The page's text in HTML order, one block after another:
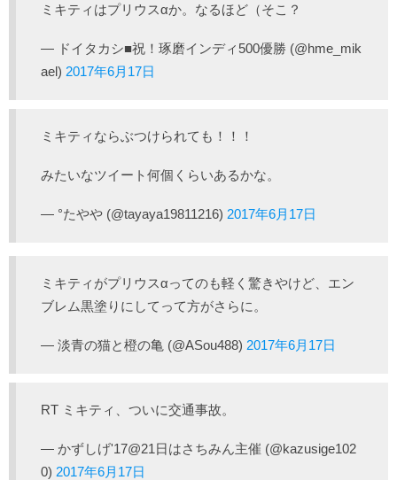
ミキティはプリウスαか。なるほど（そこ？
— ドイタカシ■祝！琢磨インディ500優勝 (@hme_mik
ael) 2017年6月17日
ミキティならぶつけられても！！！
みたいなツイート何個くらいあるかな。
— °たやや (@tayaya19811216) 2017年6月17日
ミキティがプリウスαってのも軽く驚きやけど、エン
ブレム黒塗りにしてって方がさらに。
— 淡青の猫と橙の亀 (@ASou488) 2017年6月17日
RT ミキティ、ついに交通事故。
— かずしげ'17@21日はさちみん主催 (@kazusige102
0) 2017年6月17日